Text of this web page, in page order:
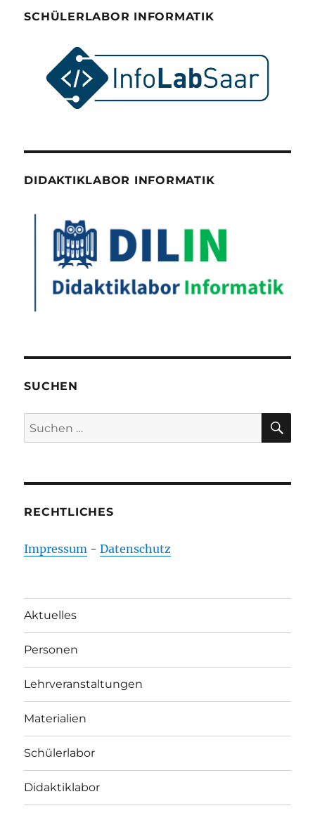
SCHÜLERLABOR INFORMATIK
DIDAKTIKLABOR INFORMATIK
SUCHEN
Suchen
nach:
RECHTLICHES
Impressum -Datenschutz
Aktuelles
Personen
Lehrveranstaltungen
Materialien
Schülerlabor
Didaktiklabor